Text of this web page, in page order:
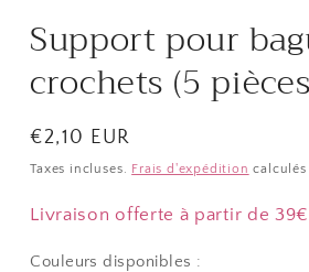
Support pour
crochets (5
Prix
habituel
€2,10 EUR
Taxes incluses. Frais d'expédition
Livraison offerte à partir de 39€
Couleurs disponibles :